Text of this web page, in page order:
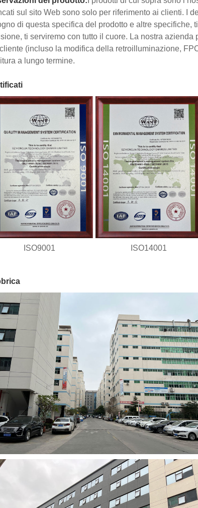
sul sito Web sono solo per riferimento ai clienti. I
di questa specifica del prodotto e altre
ti serviremo con tutto il cuore. La nostra
(incluso la modifica della retroilluminazione,
a lungo termine.
ISO9001 ISO14001